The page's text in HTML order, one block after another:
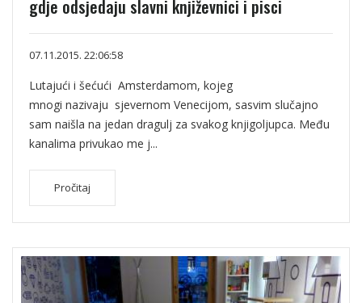
gdje odsjedaju slavni književnici i pisci
07.11.2015. 22:06:58
Lutajući i šećući Amsterdamom, kojeg
mnogi nazivaju sjevernom Venecijom, sasvim slučajno
sam naišla na jedan dragulj za svakog knjigoljupca. Među
kanalima privukao me j...
Pročitaj